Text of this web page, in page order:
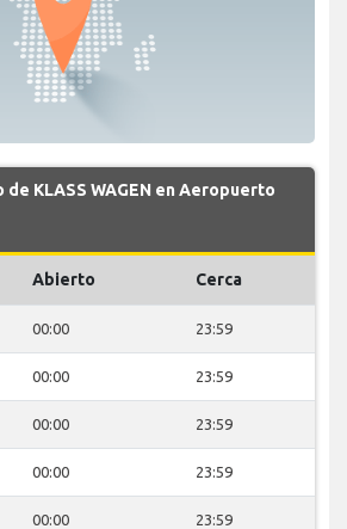
de KLASS WAGEN en Aeropuerto
Abierto Cerca
00:00 23:59
00:00 23:59
00:00 23:59
00:00 23:59
00:00 23:59